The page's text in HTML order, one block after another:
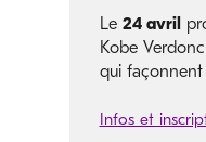
Le 24 avril
Kobe
qui façonnent
Infos et